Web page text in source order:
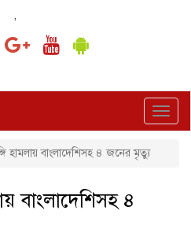
,
হামলায় বাংলাদেশিসহ ৪ জনের মৃত্যু
বাংলাদেশিসহ ৪